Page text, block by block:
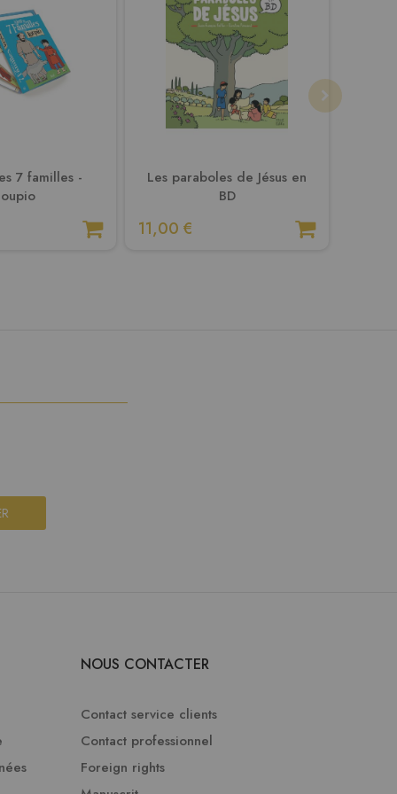
7 familles -
Les paraboles de Jésus en
BD
11,00 €
NOUS CONTACTER
Contact service clients
Contact professionnel
Foreign rights